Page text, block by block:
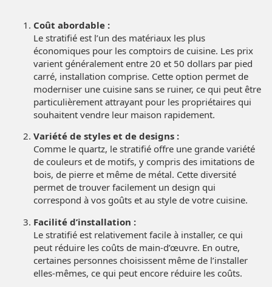
Coût abordable :
Le stratifié est l’un des matériaux les plus
économiques pour les comptoirs de cuisine. Les prix
varient généralement entre 20 et 50 dollars par pied
carré, installation comprise. Cette option permet de
moderniser une cuisine sans se ruiner, ce qui peut être
particulièrement attrayant pour les propriétaires qui
souhaitent vendre leur maison rapidement.
Variété de styles et de designs :
Comme le quartz, le stratifié offre une grande variété
de couleurs et de motifs, y compris des imitations de
bois, de pierre et même de métal. Cette diversité
permet de trouver facilement un design qui
correspond à vos goûts et au style de votre cuisine.
Facilité d’installation :
Le stratifié est relativement facile à installer, ce qui
peut réduire les coûts de main-d’œuvre. En outre,
certaines personnes choisissent même de l’installer
elles-mêmes, ce qui peut encore réduire les coûts.